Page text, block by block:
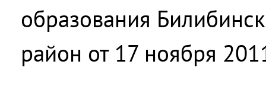
образования
район от 17 ноября